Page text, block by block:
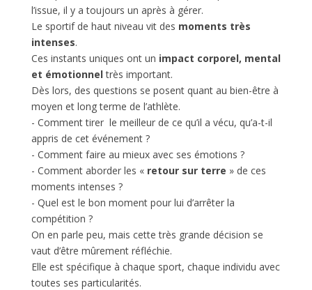
l’issue, il y a toujours un après à gérer.
Le sportif de haut niveau vit des moments très
intenses.
Ces instants uniques ont un impact corporel, mental
et émotionneltrès important.
Dès lors, des questions se posent quant au bien-être à
moyen et long terme de l’athlète.
- Comment tirer le meilleur de ce qu’il a vécu, qu’a-t-il
appris de cet événement ?
- Comment faire au mieux avec ses émotions ?
- Comment aborder les « retour sur terre » de ces
moments intenses ?
- Quel est le bon moment pour lui d’arrêter la
compétition ?
On en parle peu, mais cette très grande décision se
vaut d’être mûrement réfléchie.
Elle est spécifique à chaque sport, chaque individu avec
toutes ses particularités.